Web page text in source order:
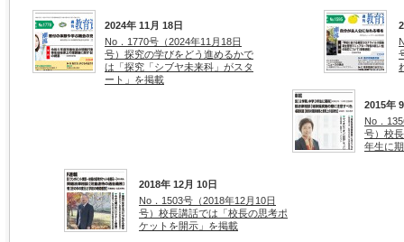
2024年 11月 18日
No．1770号（2024年11月18日
号）探究の学びをどう進めるかで
は「探究「シブヤ未来科」がスタ
ート」を掲載
2015年
No．
号）校
年生に
2018年 12月 10日
No．1503号（2018年12月10日
号）校長講話では「校長の思考ポ
ケットを開示」を掲載